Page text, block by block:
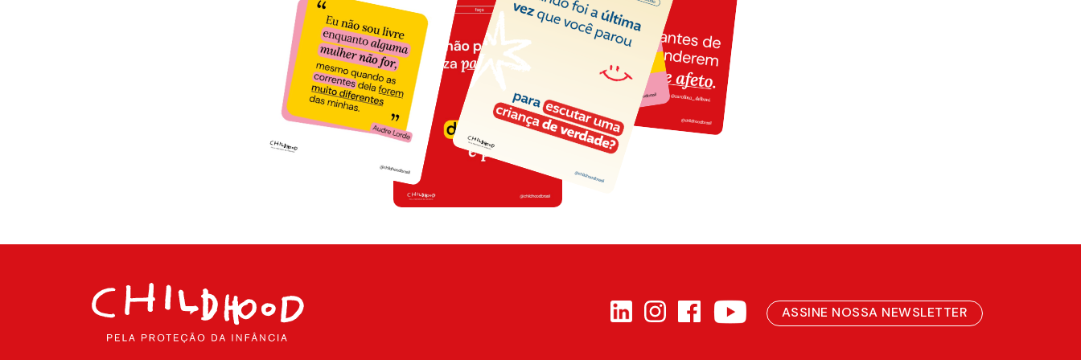
ASSINE NOSSA NEWSLETTER